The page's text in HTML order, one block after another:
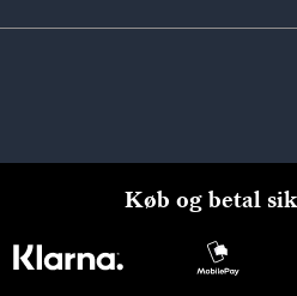
Køb og betal